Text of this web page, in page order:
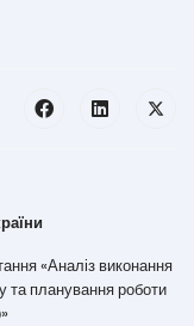
«Аналіз виконання
та планування роботи